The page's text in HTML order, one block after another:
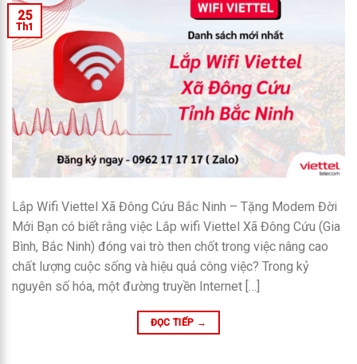
25
Th1
Lắp Wifi Viettel Xã Đông Cứu Bắc Ninh – Tặng Modem Đời
Mới Bạn có biết rằng việc Lắp wifi Viettel Xã Đông Cứu (Gia
Bình, Bắc Ninh) đóng vai trò then chốt trong việc nâng cao
chất lượng cuộc sống và hiệu quả công việc? Trong kỷ
nguyên số hóa, một đường truyền Internet […]
ĐỌC TIẾP →